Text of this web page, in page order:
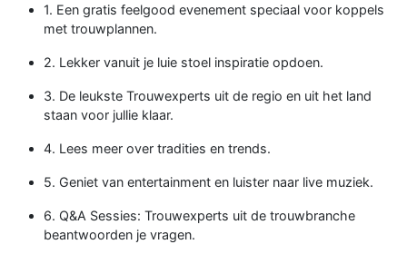
1. Een gratis feelgood evenement speciaal voor koppels
met trouwplannen.
2. Lekker vanuit je luie stoel inspiratie opdoen.
3. De leukste Trouwexperts uit de regio en uit het land
staan voor jullie klaar.
4. Lees meer over tradities en trends.
5. Geniet van entertainment en luister naar live muziek.
6. Q&A Sessies: Trouwexperts uit de trouwbranche
beantwoorden je vragen.